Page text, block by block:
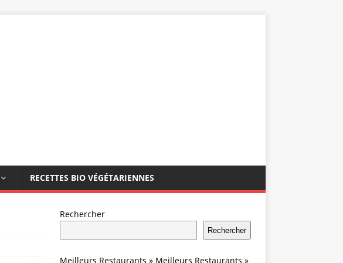
RECETTES BIO VÉGÉTARIENNES
Rechercher
Rechercher
Meilleurs Restaurants » Meilleurs Restaurants »